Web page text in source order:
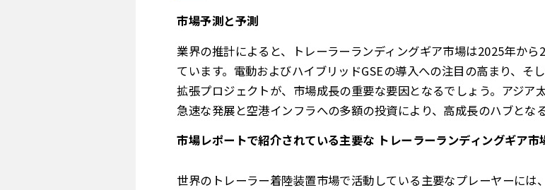
市場予測と予測
業界の推計によると、トレーラーランディングギア市場は2025年か
ています。電動およびハイブリッドGSEの導入への注目の高まり、そ
拡張プロジェクトが、市場成長の重要な要因となるでしょう。アジア
急速な発展と空港インフラへの多額の投資により、高成長のハブとな
市場レポートで紹介されている主要な トレーラーランディングギア市
世界のトレーラー着陸装置市場で活動している主要なプレーヤーに